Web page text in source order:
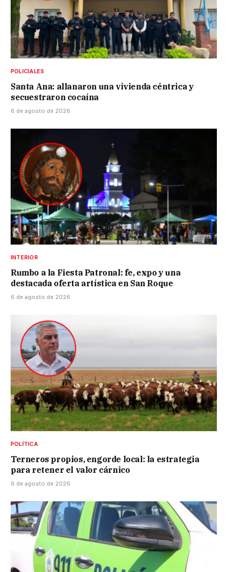
POLICIALES
Santa Ana: allanaron una vivienda céntrica y
secuestraron cocaína
6 de agosto de 2026
INTERIOR
Rumbo a la Fiesta Patronal: fe, expo y una
destacada oferta artística en San Roque
6 de agosto de 2026
POLÍTICA
Terneros propios, engorde local: la estrategia
para retener el valor cárnico
6 de agosto de 2026